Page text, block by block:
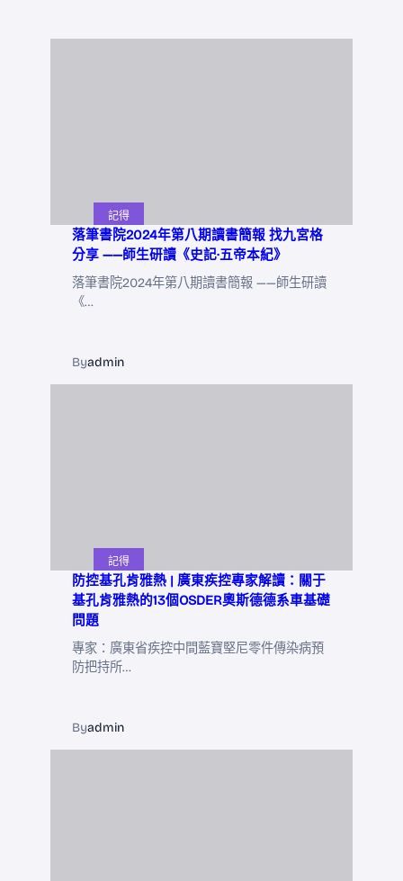
記得
落筆書院2024年第八期讀書簡報 找九宮格
分享 ——師生研讀《史記·五帝本紀》
落筆書院2024年第八期讀書簡報 ——師生研讀
《…
Byadmin
記得
防控基孔肯雅熱 | 廣東疾控專家解讀：關于
基孔肯雅熱的13個OSDER奧斯德德系車基礎
問題
專家：廣東省疾控中間藍寶堅尼零件傳染病預
防把持所…
Byadmin